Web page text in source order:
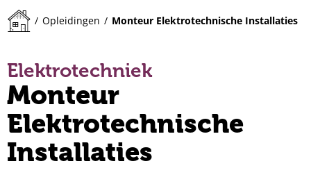
/ Opleidingen / Monteur Elektrotechnische Installaties
Elektrotechniek
Monteur
Elektrotechnische
Installaties